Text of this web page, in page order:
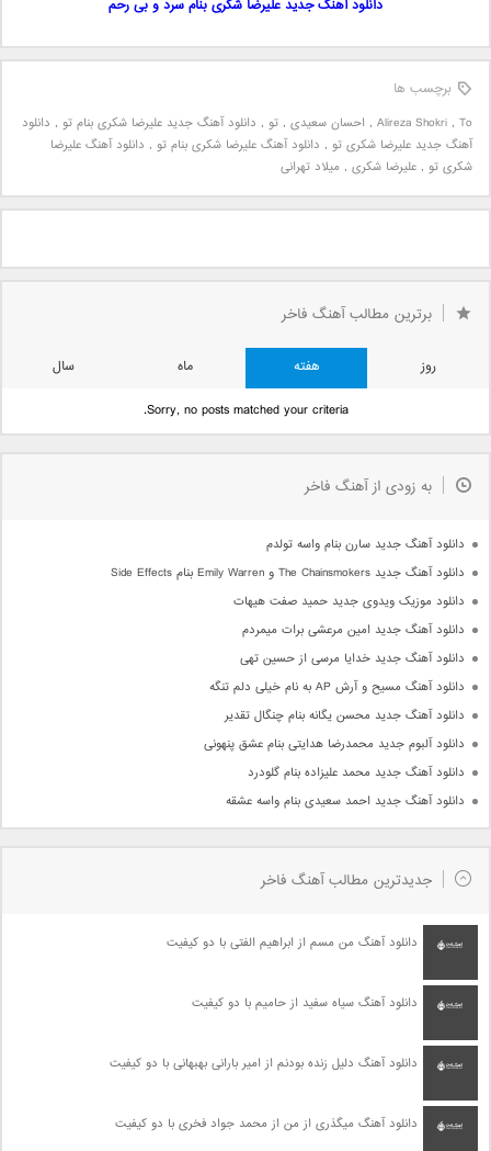
دانلود آهنگ جدید علیرضا شکری بنام سرد و بی رحم
برچسب ها
Alireza Shokri , To
, احسان سعیدی , تو , دانلود آهنگ جدید علیرضا شکری بنام تو , دانلود
آهنگ جدید علیرضا شکری تو , دانلود آهنگ علیرضا شکری بنام تو , دانلود آهنگ علیرضا
شکری تو , علیرضا شکری , میلاد تهرانی
برترین مطالب آهنگ فاخر
روز هفته ماه
سال
Sorry, no posts matched your criteria.
به زودی از آهنگ فاخر
دانلود آهنگ جدید سارن بنام واسه تولدم
دانلود آهنگ جدید The Chainsmokers و Emily Warren بنام Side Effects
دانلود موزیک ویدوی جدید حمید صفت هیهات
دانلود آهنگ جدید امین مرعشی برات میمردم
دانلود آهنگ جدید خدایا مرسی از حسین تهی
دانلود آهنگ مسیح و آرش AP به نام خیلی دلم تنگه
دانلود آهنگ جدید محسن یگانه بنام چنگال تقدیر
دانلود آلبوم جدید محمدرضا هدایتی بنام عشق پنهونی
دانلود آهنگ جدید محمد علیزاده بنام گلودرد
دانلود آهنگ جدید احمد سعیدی بنام واسه عشقه
جدیدترین مطالب آهنگ فاخر
دانلود آهنگ من مسم از ابراهیم الفتی با دو کیفیت
دانلود آهنگ سیاه سفید از حامیم با دو کیفیت
دانلود آهنگ دلیل زنده بودنم از امیر بارانی بهبهانی با دو کیفیت
دانلود آهنگ میگذری از من از محمد جواد فخری با دو کیفیت